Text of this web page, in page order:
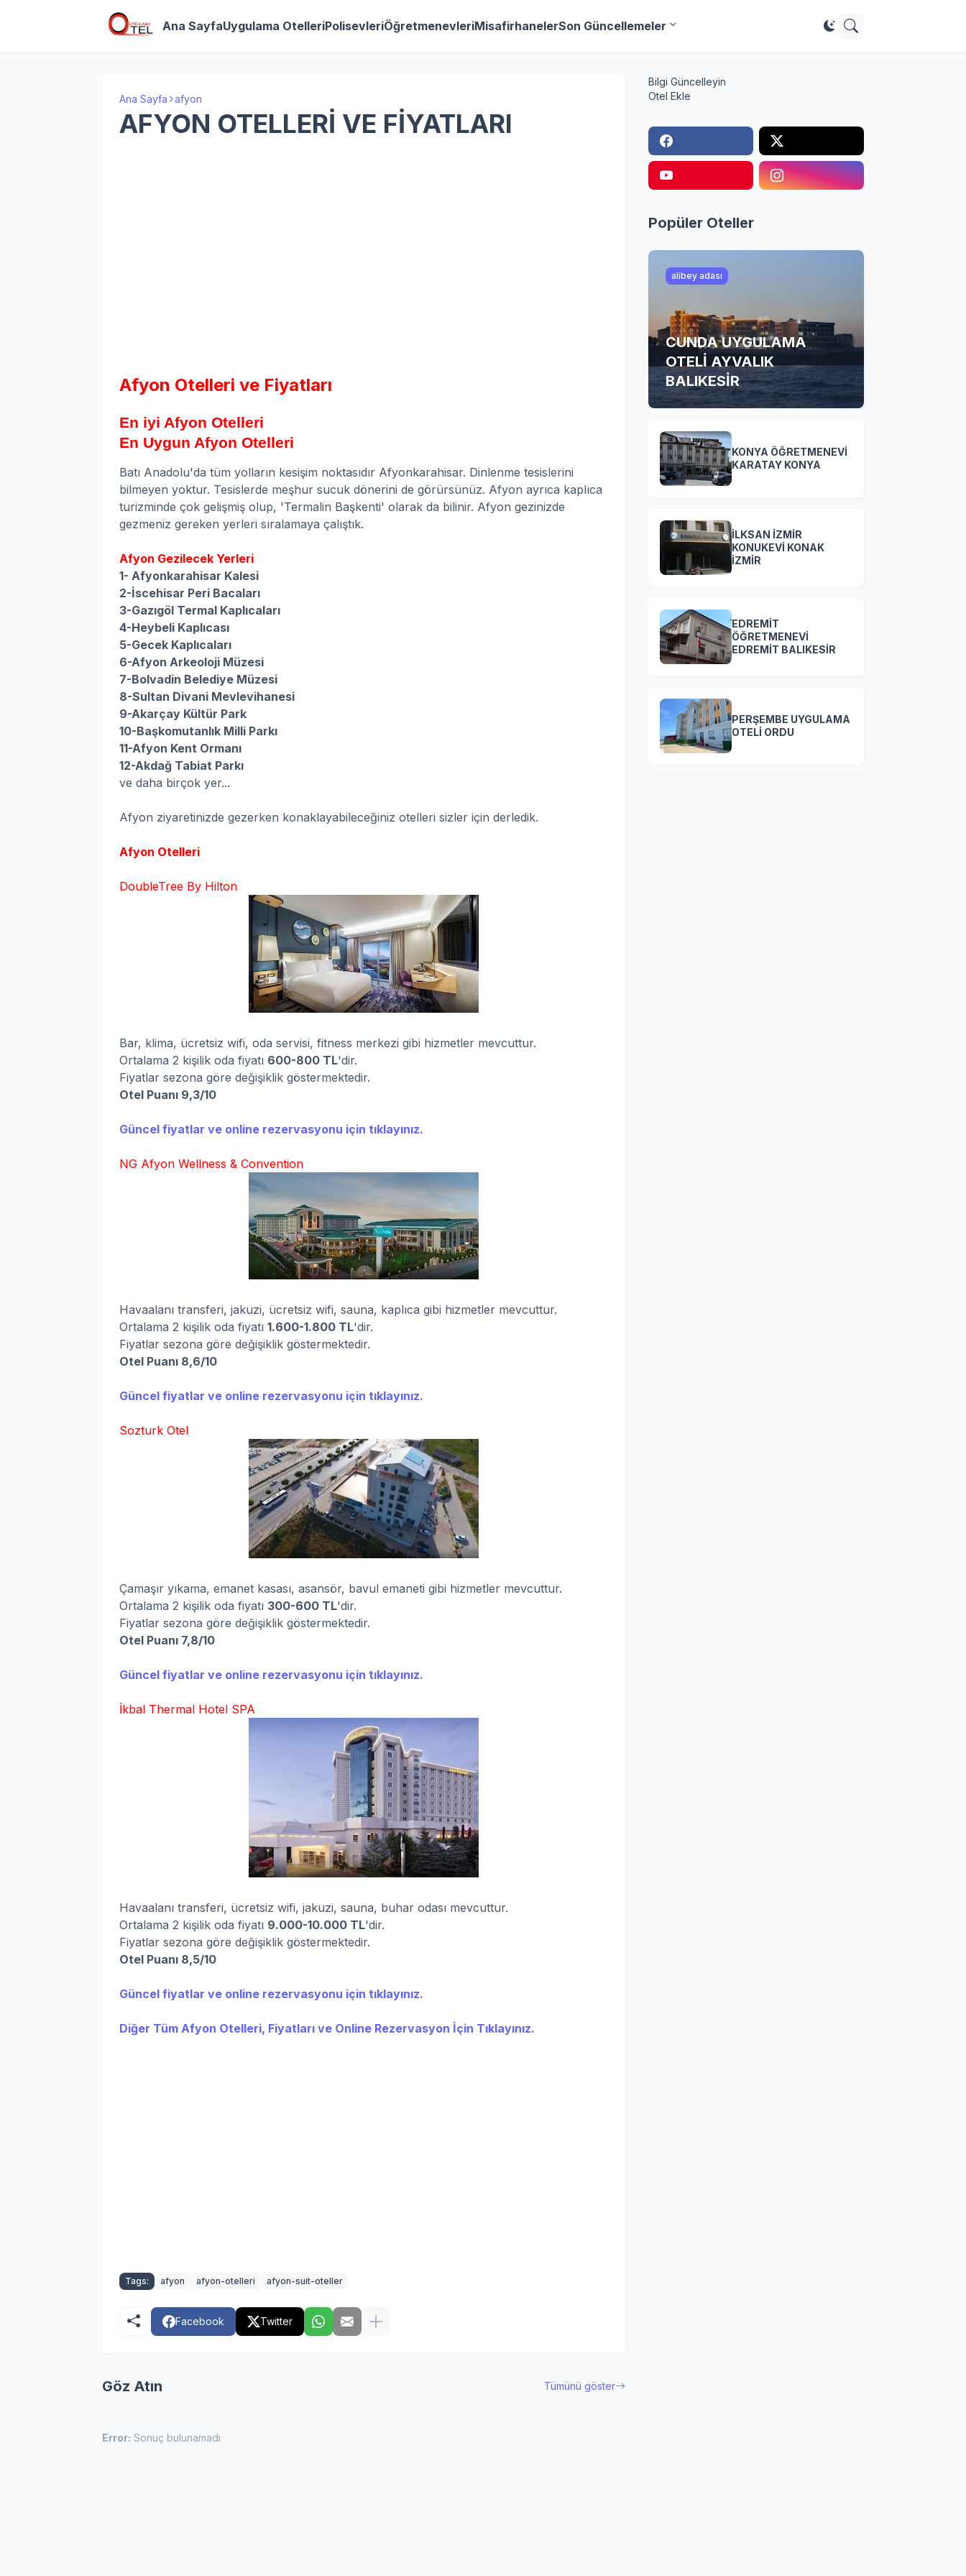
Ana SayfaUygulama OtelleriPolisevleriÖğretmenevleriMisafirhanelerSon Güncellemeler
Ana Sayfa afyon
AFYON OTELLERİ VE FİYATLARI
Afyon Otelleri ve Fiyatları
En iyi Afyon Otelleri
En Uygun Afyon Otelleri
Batı Anadolu'da tüm yolların kesişim noktasıdır Afyonkarahisar. Dinlenme tesislerini
bilmeyen yoktur. Tesislerde meşhur sucuk dönerini de görürsünüz. Afyon ayrıca kaplıca
turizminde çok gelişmiş olup, 'Termalin Başkenti' olarak da bilinir. Afyon gezinizde
gezmeniz gereken yerleri sıralamaya çalıştık.
Afyon Gezilecek Yerleri
1- Afyonkarahisar Kalesi
2-İscehisar Peri Bacaları
3-Gazıgöl Termal Kaplıcaları
4-Heybeli Kaplıcası
5-Gecek Kaplıcaları
6-Afyon Arkeoloji Müzesi
7-Bolvadin Belediye Müzesi
8-Sultan Divani Mevlevihanesi
9-Akarçay Kültür Park
10-Başkomutanlık Milli Parkı
11-Afyon Kent Ormanı
12-Akdağ Tabiat Parkı
ve daha birçok yer...
Afyon ziyaretinizde gezerken konaklayabileceğiniz otelleri sizler için derledik.
Afyon Otelleri
DoubleTree By Hilton
Bar, klima, ücretsiz wifi, oda servisi, fitness merkezi gibi hizmetler mevcuttur.
Ortalama 2 kişilik oda fiyatı 600-800 TL'dir.
Fiyatlar sezona göre değişiklik göstermektedir.
Otel Puanı 9,3/10
Güncel fiyatlar ve online rezervasyonu için tıklayınız.
NG Afyon Wellness & Convention
Havaalanı transferi, jakuzi, ücretsiz wifi, sauna, kaplıca gibi hizmetler mevcuttur.
Ortalama 2 kişilik oda fiyatı 1.600-1.800 TL'dir.
Fiyatlar sezona göre değişiklik göstermektedir.
Otel Puanı 8,6/10
Güncel fiyatlar ve online rezervasyonu için tıklayınız.
Sozturk Otel
Çamaşır yıkama, emanet kasası, asansör, bavul emaneti gibi hizmetler mevcuttur.
Ortalama 2 kişilik oda fiyatı 300-600 TL'dir.
Fiyatlar sezona göre değişiklik göstermektedir.
Otel Puanı 7,8/10
Güncel fiyatlar ve online rezervasyonu için tıklayınız.
İkbal Thermal Hotel SPA
Havaalanı transferi, ücretsiz wifi, jakuzi, sauna, buhar odası mevcuttur.
Ortalama 2 kişilik oda fiyatı 9.000-10.000 TL'dir.
Fiyatlar sezona göre değişiklik göstermektedir.
Otel Puanı 8,5/10
Güncel fiyatlar ve online rezervasyonu için tıklayınız.
Diğer Tüm Afyon Otelleri, Fiyatları ve Online Rezervasyon İçin Tıklayınız.
Tags: afyon afyon-otelleri afyon-suit-oteller
Facebook Twitter
Göz Atın Tümünü göster
Error: Sonuç bulunamadı
Bilgi Güncelleyin
Otel Ekle
Popüler Oteller
alibey adası
CUNDA UYGULAMA
OTELİ AYVALIK
BALIKESİR
KONYA ÖĞRETMENEVİ
KARATAY KONYA
İLKSAN İZMİR
KONUKEVİ KONAK
İZMİR
EDREMİT
ÖĞRETMENEVİ
EDREMİT BALIKESİR
PERŞEMBE UYGULAMA
OTELİ ORDU